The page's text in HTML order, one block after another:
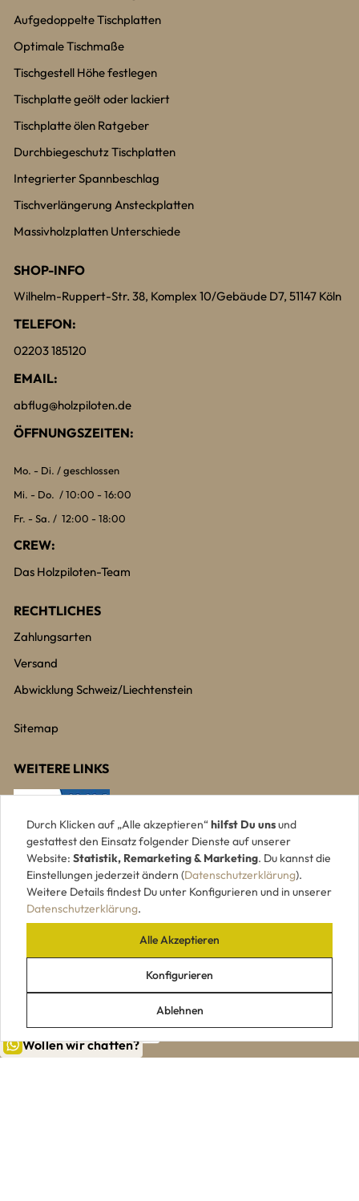
Wollen wir chatten?
Aufgedoppelte Tischplatten
Optimale Tischmaße
Tischgestell Höhe festlegen
Tischplatte geölt oder lackiert
Tischplatte ölen Ratgeber
Durchbiegeschutz Tischplatten
Integrierter Spannbeschlag
Tischverlängerung Ansteckplatten
Massivholzplatten Unterschiede
SHOP-INFO
Wilhelm-Ruppert-Str. 38, Komplex 10/Gebäude D7, 51147 Köln
TELEFON:
02203 185120
EMAIL:
abflug@holzpiloten.de
ÖFFNUNGSZEITEN:
Mo. - Di. / geschlossen
Mi. - Do. / 10:00 - 16:00
Fr. - Sa. / 12:00 - 18:00
CREW:
Das Holzpiloten-Team
RECHTLICHES
Zahlungsarten
Versand
Abwicklung Schweiz/Liechtenstein
Sitemap
WEITERE LINKS
UNSERE ZAHLUNGSARTEN
Durch Klicken auf „Alle akzeptieren“ hilfst Du unsund
gestattest den Einsatz folgender Dienste auf unserer
Website: Statistik, Remarketing & Marketing. Du kannst die
Einstellungen jederzeit ändern (Datenschutzerklärung).
Weitere Details findest Du unter Konfigurieren und in unserer
Datenschutzerklärung.
Ablehnen
Konfigurieren
Alle Akzeptieren